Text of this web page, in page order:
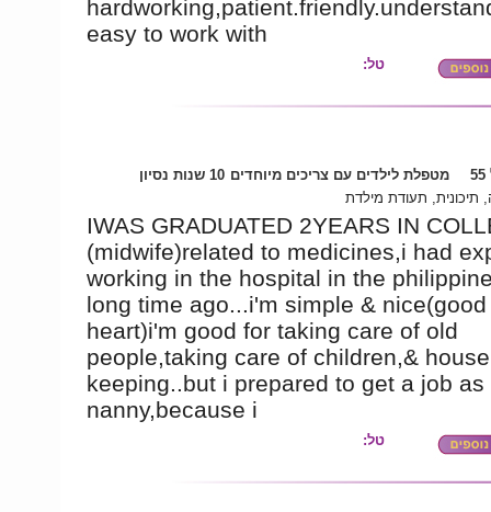
easy to work with
טל:
מטפלת לילדים עם צריכים מיוחדים 10 שנות נסיון
תיכונית, תעודת מילדת
IWAS GRADUATED 2YEARS IN
(midwife)related to medicines,i had
working in the hospital in the
long time ago...i'm simple & nice(good
heart)i'm good for taking care of old
people,taking care of children,& house
keeping..but i prepared to get a job as
nanny,because i
טל: